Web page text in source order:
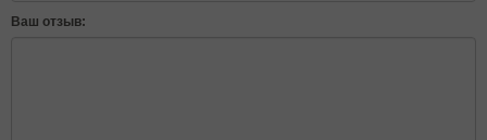
Ваш отзыв: